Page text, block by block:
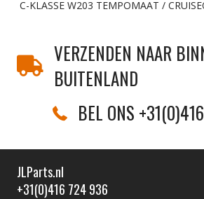
navigation
C-KLASSE W203 TEMPOMAAT /
VERZENDEN NAAR
BUITENLAND
BEL ONS
JLParts.nl
+31(0)416 724 936